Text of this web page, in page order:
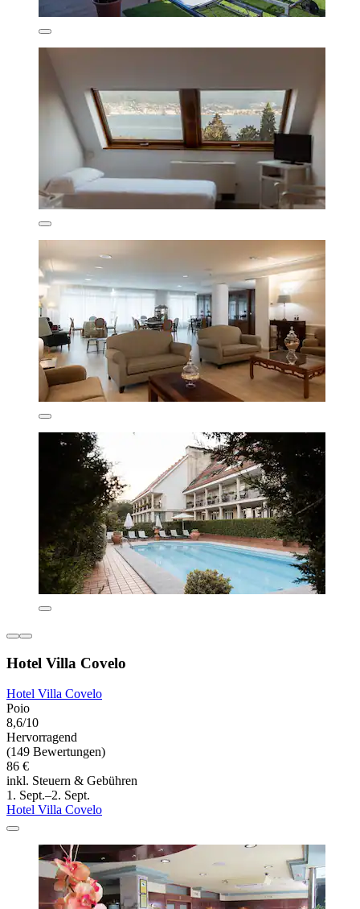
Hotel Villa Covelo
Hotel Villa Covelo
Poio
8,6/10
Hervorragend
(149 Bewertungen)
86 €
inkl. Steuern & Gebühren
1. Sept.–2. Sept.
Hotel Villa Covelo